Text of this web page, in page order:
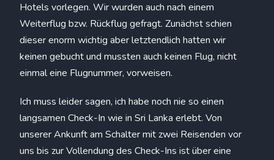
Hotels vorlegen. Wir wurden auch nach einem
Weiterflug bzw. Rückflug gefragt. Zunächst schien
dieser enorm wichtig aber letztendlich hatten wir
keinen gebucht und mussten auch keinen Flug, nicht
einmal eine Flugnummer, vorweisen.
Ich muss leider sagen, ich habe noch nie so einen
langsamen Check-In wie in Sri Lanka erlebt. Von
unserer Ankunft am Schalter mit zwei Reisenden vor
uns bis zur Vollendung des Check-Ins ist über eine